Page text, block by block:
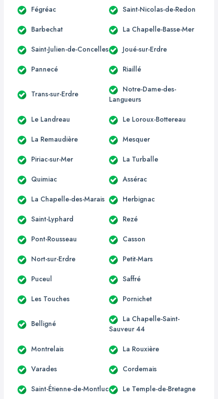
Fégréac Saint-Nicolas-de-Redon
Barbechat La Chapelle-Basse-Mer
Saint-Julien-de-Concelles Joué-sur-Erdre
Pannecé Riaillé
Trans-sur-Erdre
Notre-Dame-des-
Langueurs
Le Landreau Le Loroux-Bottereau
La Remaudière Mesquer
Piriac-sur-Mer La Turballe
Quimiac Assérac
La Chapelle-des-Marais Herbignac
Saint-Lyphard Rezé
Pont-Rousseau Casson
Nort-sur-Erdre Petit-Mars
Puceul Saffré
Les Touches Pornichet
Belligné
La Chapelle-Saint-
Sauveur 44
Montrelais La Rouxière
Varades Cordemais
Saint-Étienne-de-Montluc Le Temple-de-Bretagne